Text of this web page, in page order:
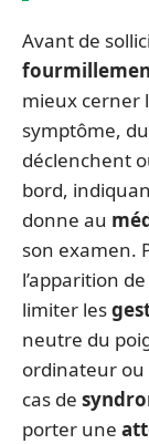
Avant de
mieux cerner
symptôme,
déclenchent
bord,
donne au
son examen.
l’apparition
limiter les
neutre du
ordinateur ou
cas de
porter une